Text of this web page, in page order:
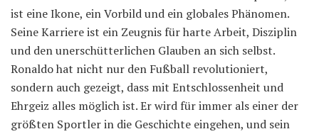
ist eine Ikone, ein Vorbild und ein globales Phänomen.
Seine Karriere ist ein Zeugnis für harte Arbeit, Disziplin
und den unerschütterlichen Glauben an sich selbst.
Ronaldo hat nicht nur den Fußball revolutioniert,
sondern auch gezeigt, dass mit Entschlossenheit und
Ehrgeiz alles möglich ist. Er wird für immer als einer der
größten Sportler in die Geschichte eingehen, und sein